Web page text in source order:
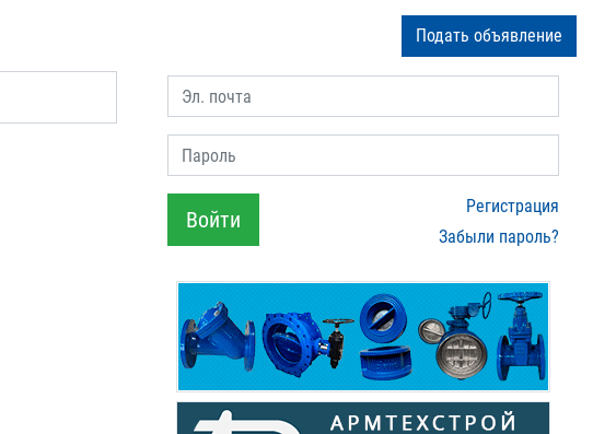
Подать объявление
Эл. почта
Пароль
Войти
Регистрация
Забыли пароль?